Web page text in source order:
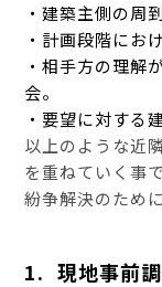
・建築主側の周
・計画段階にお
・相手方の理解
会。
・要望に対する
以上のような近
を重ねていく事
紛争解決のため
1. 現地事前